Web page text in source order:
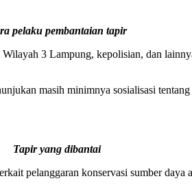
pelaku pembantaian tapir
3 Lampung, kepolisian, dan
masih minimnya sosialisasi
Tapir yang dibantai
pelanggaran konservasi sumber daya